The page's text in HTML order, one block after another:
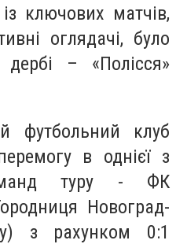
ключових матчів,
оглядачі, було
дербі – «Полісся»
футбольний клуб
в однієї з
туру - ФК
Новоград-
з рахунком 0:1